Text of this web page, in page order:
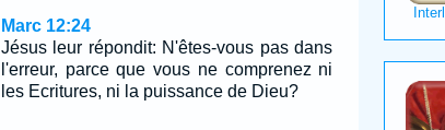
Marc 12:24
Jésus leur répondit: N'êtes-vous pas dans
l'erreur, parce que vous ne comprenez ni
les Ecritures, ni la puissance de Dieu?